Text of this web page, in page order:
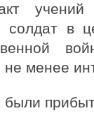
учений
солдат в
не менее